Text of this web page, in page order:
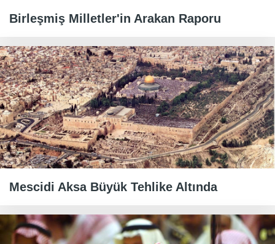
Birleşmiş Milletler'in Arakan Raporu
Mescidi Aksa Büyük Tehlike Altında